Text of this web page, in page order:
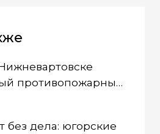
противопожарный
без дела: югорские